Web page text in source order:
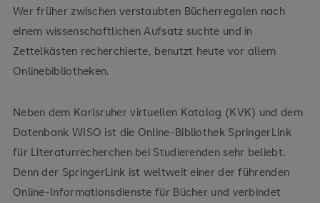
Wer früher zwischen verstaubten Bücherregalen nach
einem wissenschaftlichen Aufsatz suchte und in
Zettelkästen recherchierte, benutzt heute vor allem
Onlinebibliotheken.
Neben dem Karlsruher virtuellen Katalog (KVK) und dem
Datenbank WISO ist die Online-Bibliothek SpringerLink
für Literaturrecherchen bei Studierenden sehr beliebt.
Denn der SpringerLink ist weltweit einer der führenden
Online-Informationsdienste für Bücher und verbindet